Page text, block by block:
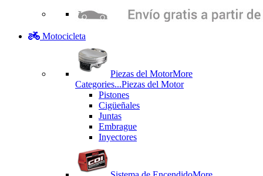
Motocicleta
Piezas del MotorMore
Categories...Piezas del Motor
Pistones
Cigüeñales
Juntas
Εmbrague
Inyectores